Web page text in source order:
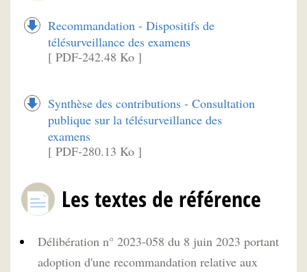
Recommandation - Dispositifs de
télésurveillance des examens
[ PDF-242.48 Ko ]
Synthèse des contributions - Consultation
publique sur la télésurveillance des
examens
[ PDF-280.13 Ko ]
Les textes de référence
Délibération n° 2023-058 du 8 juin 2023 portant
adoption d'une recommandation relative aux